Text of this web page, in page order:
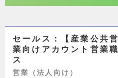
セールス：【産業公共
業向けアカウント営業
ス
営業（法人向け）